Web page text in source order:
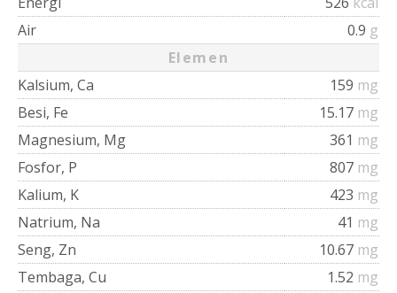
Air
0.9 g
Elemen
Kalsium, Ca
159 mg
Besi, Fe
15.17 mg
Magnesium, Mg
361 mg
Fosfor, P
807 mg
Kalium, K
423 mg
Natrium, Na
41 mg
Seng, Zn
10.67 mg
Tembaga, Cu
1.52 mg